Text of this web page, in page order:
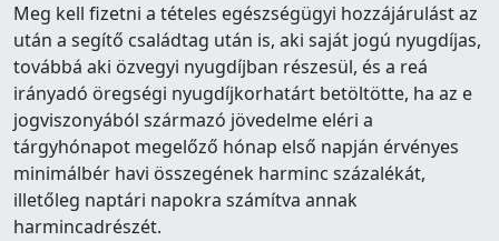
Meg kell fizetni a tételes egészségügyi hozzájárulást az
után a segítő családtag után is, aki saját jogú nyugdíjas,
továbbá aki özvegyi nyugdíjban részesül, és a reá
irányadó öregségi nyugdíjkorhatárt betöltötte, ha az e
jogviszonyából származó jövedelme eléri a
tárgyhónapot megelőző hónap első napján érvényes
minimálbér havi összegének harminc százalékát,
illetőleg naptári napokra számítva annak
harmincadrészét.